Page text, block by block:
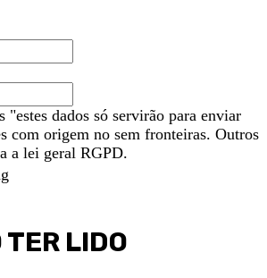
"estes dados só servirão para enviar
com origem no sem fronteiras. Outros
a lei geral RGPD.
TER LIDO